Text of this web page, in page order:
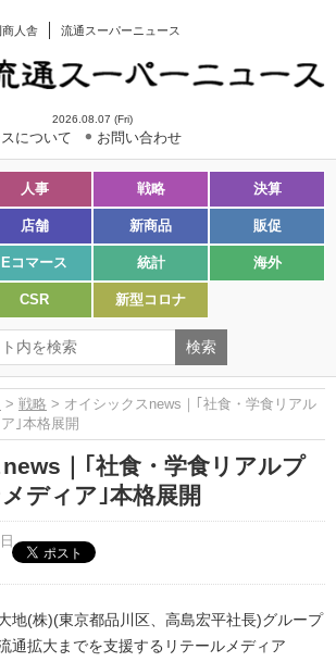
商人舎 流通スーパーニュース
2026.08.07 (Fri)
について お問い合わせ
人事 戦略 決算
店舗 新商品 販促
Eコマース 統計 海外
CSR 新型コロナ
> 戦略 > オイシックスnews｜｢社食・学食リアル
｣本格展開
｜｢社食・学食リアルプ
ディア｣本格展開
地(株)(東京都品川区、高島宏平社長)グループ
通拡大までを支援するリテールメディア